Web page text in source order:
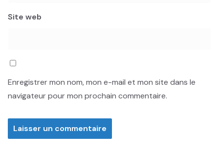
Site web
Enregistrer mon nom, mon e-mail et mon site dans le
navigateur pour mon prochain commentaire.